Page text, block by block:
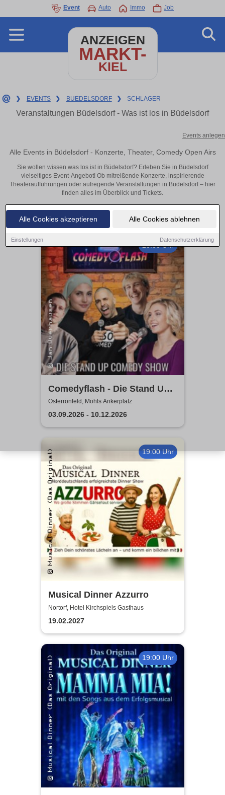
Alle Cookies akzeptieren Alle Cookies ablehnen
Einstellungen Datenschutzerklärung
Event Auto Immo Job
ANZEIGEN
MARKT-
KIEL
❯ EVENTS ❯ BUEDELSDORF ❯ SCHLAGER
Veranstaltungen Büdelsdorf - Was ist los in Büdelsdorf
Events anlegen
Alle Events in Büdelsdorf - Konzerte, Theater, Comedy Open Airs
Sie wollen wissen was los ist in Büdelsdorf? Erleben Sie in Büdelsdorf
vielseitiges Event-Angebot! Ob mitreißende Konzerte, inspirierende
Theateraufführungen oder aufregende Veranstaltungen in Büdelsdorf – hier
finden alles im Überblick und Tickets.
20:00 Uhr
Comedyflash - Die Stand Up
Comedy Show in
Osterrönfeld
Osterrönfeld, Möhls Ankerplatz
03.09.2026 - 10.12.2026
19:00 Uhr
Musical Dinner Azzurro
Nortorf, Hotel Kirchspiels Gasthaus
19.02.2027
19:00 Uhr